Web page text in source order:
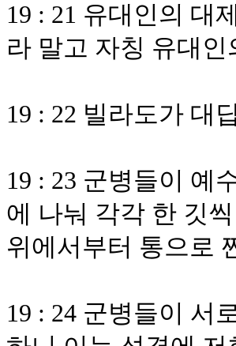
19 : 21 유대인의 대
라 말고 자칭 유대
19 : 22 빌라도가 대
19 : 23 군병들이 예
에 나눠 각각 한 깃
위에서부터 통으로
19 : 24 군병들이 서